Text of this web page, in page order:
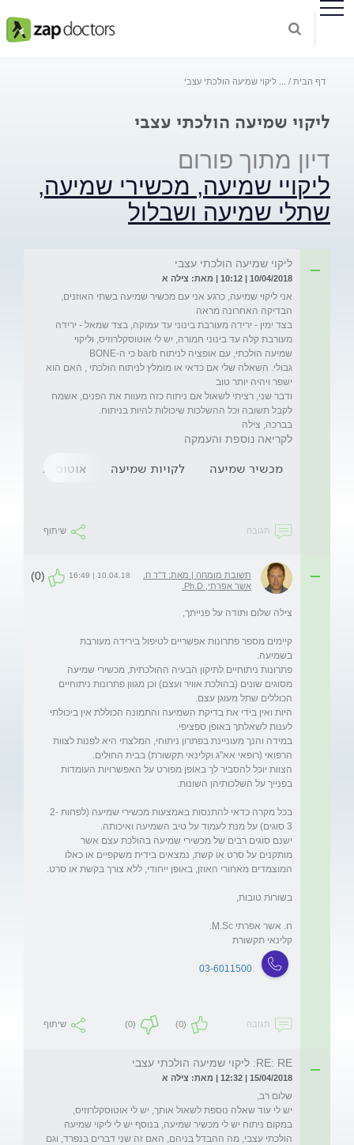
דף הבית ליקוי שמיעה הולכתי עצבי
ליקוי שמיעה הולכתי עצבי
דיון מתוך פורום
ליקויי שמיעה, מכשירי שמיעה,
שתלי שמיעה ושבלול
ליקוי שמיעה הולכתי עצבי
10/04/2018 | 10:12 | מאת: צילה א
אני ליקוי שמיעה, כרגע אני עם מכשיר שמיעה בשתי האוזנים,
בצד ימין - ירידה מעורבת בינוני עד עמוקה, בצד שמאל - ירידה
מעורבת קלה עד בינוני חמורה, יש לי אוטוסקלרוזיס, וליקוי
גבולי. השאלה שלי אם כדאי או מומלץ לניתוח הולכתי , האם הוא
ודבר שני, רציתי לשאול אם ניתוח כזה מעוות את הפנים, אשמח
בברכה, צילה
לקריאה נוספת והעמקה
מכשיר שמיעה לקויות שמיעה אוטוסקלרוזיס
תגובה שיתוף
תשובת מומחה | מאת: ד"ר ח.
אשר אפרתי, Ph.D.
10.04.18 | 16:49
(0)
קיימים מספר פתרונות אפשריים לטיפול בירידה מעורבת
פתרונות ניתוחיים לתיקון הבעיה ההולכתית, מכשירי שמיעה
מסוגים שונים (בהולכת אוויר ועצם) וכן מגוון פתרונות ניתוחיים
היות ואין בידי את בדיקת השמיעה והתמונה הכוללת אין ביכולתי
במידה והנך מעוניינת בפתרון ניתוחי, המלצתי היא לפנות לצוות
הצוות יוכל להסביר לך באופן מפורט על האפשרויות העומדות
בכל מקרה כדאי להתנסות באמצעות מכשירי שמיעה (לפחות 2-
ישנם סוגים רבים של מכשירי שמיעה בהולכת עצם אשר
מותקנים על סרט או קשת, נמצאים בידית משקפיים או כאלו
קלינאי תקשורת
03-6011500
תגובה (0)
(0) שיתוף
RE: RE: ליקוי שמיעה הולכתי עצבי
15/04/2018 | 12:32 | מאת: צילה א
יש לי עוד שאלה נוספת לשאול אותך, יש לי אוטוסקלרוזיס,
במקום ניתוח יש לי מכשיר שמיעה, בנוסף יש לי ליקוי שמיעה
הולכתי עצבי, מה ההבדל בניהם, האם זה שני דברים בנפרד, וגם